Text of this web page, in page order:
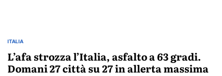
POSTED
ITALIA
L’afa strozza l’Italia, asfalto a 63 gradi.
Domani 27 città su 27 in allerta massima